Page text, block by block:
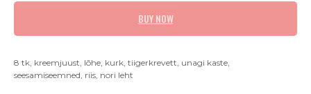
BUY NOW
8 tk, kreemjuust, lõhe, kurk, tiigerkrevett, unagi kaste,
seesamiseemned, riis, nori leht